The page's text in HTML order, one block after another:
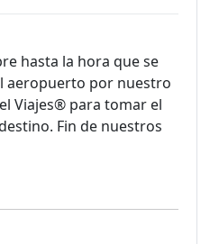
hasta la hora que se
aeropuerto por nuestro
Viajes® para tomar el
Fin de nuestros